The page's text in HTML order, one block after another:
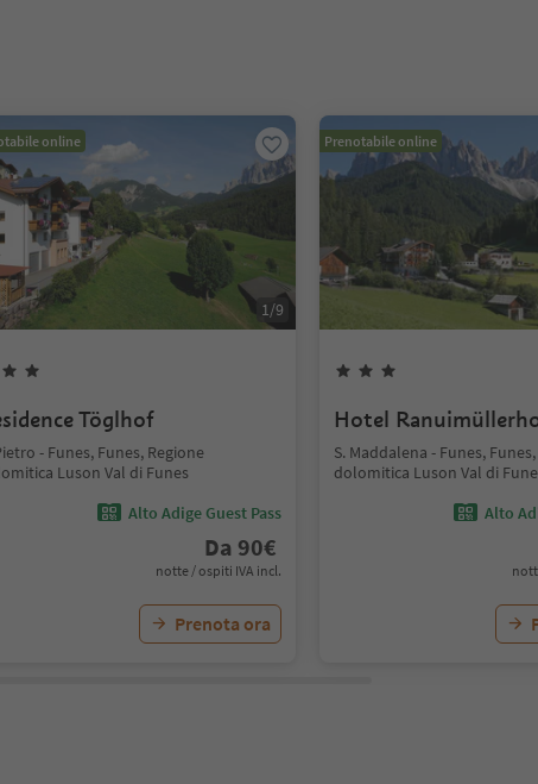
online
1/9
Töglhof
- Funes, Funes, Regione
Luson Val di Funes
Alto Adige Guest Pass
Da 90€
notte / ospiti IVA incl.
Prenota ora
Prenotabile online
Hotel
S. Maddalena - Funes,
dolomitica Luson Val di
Alto